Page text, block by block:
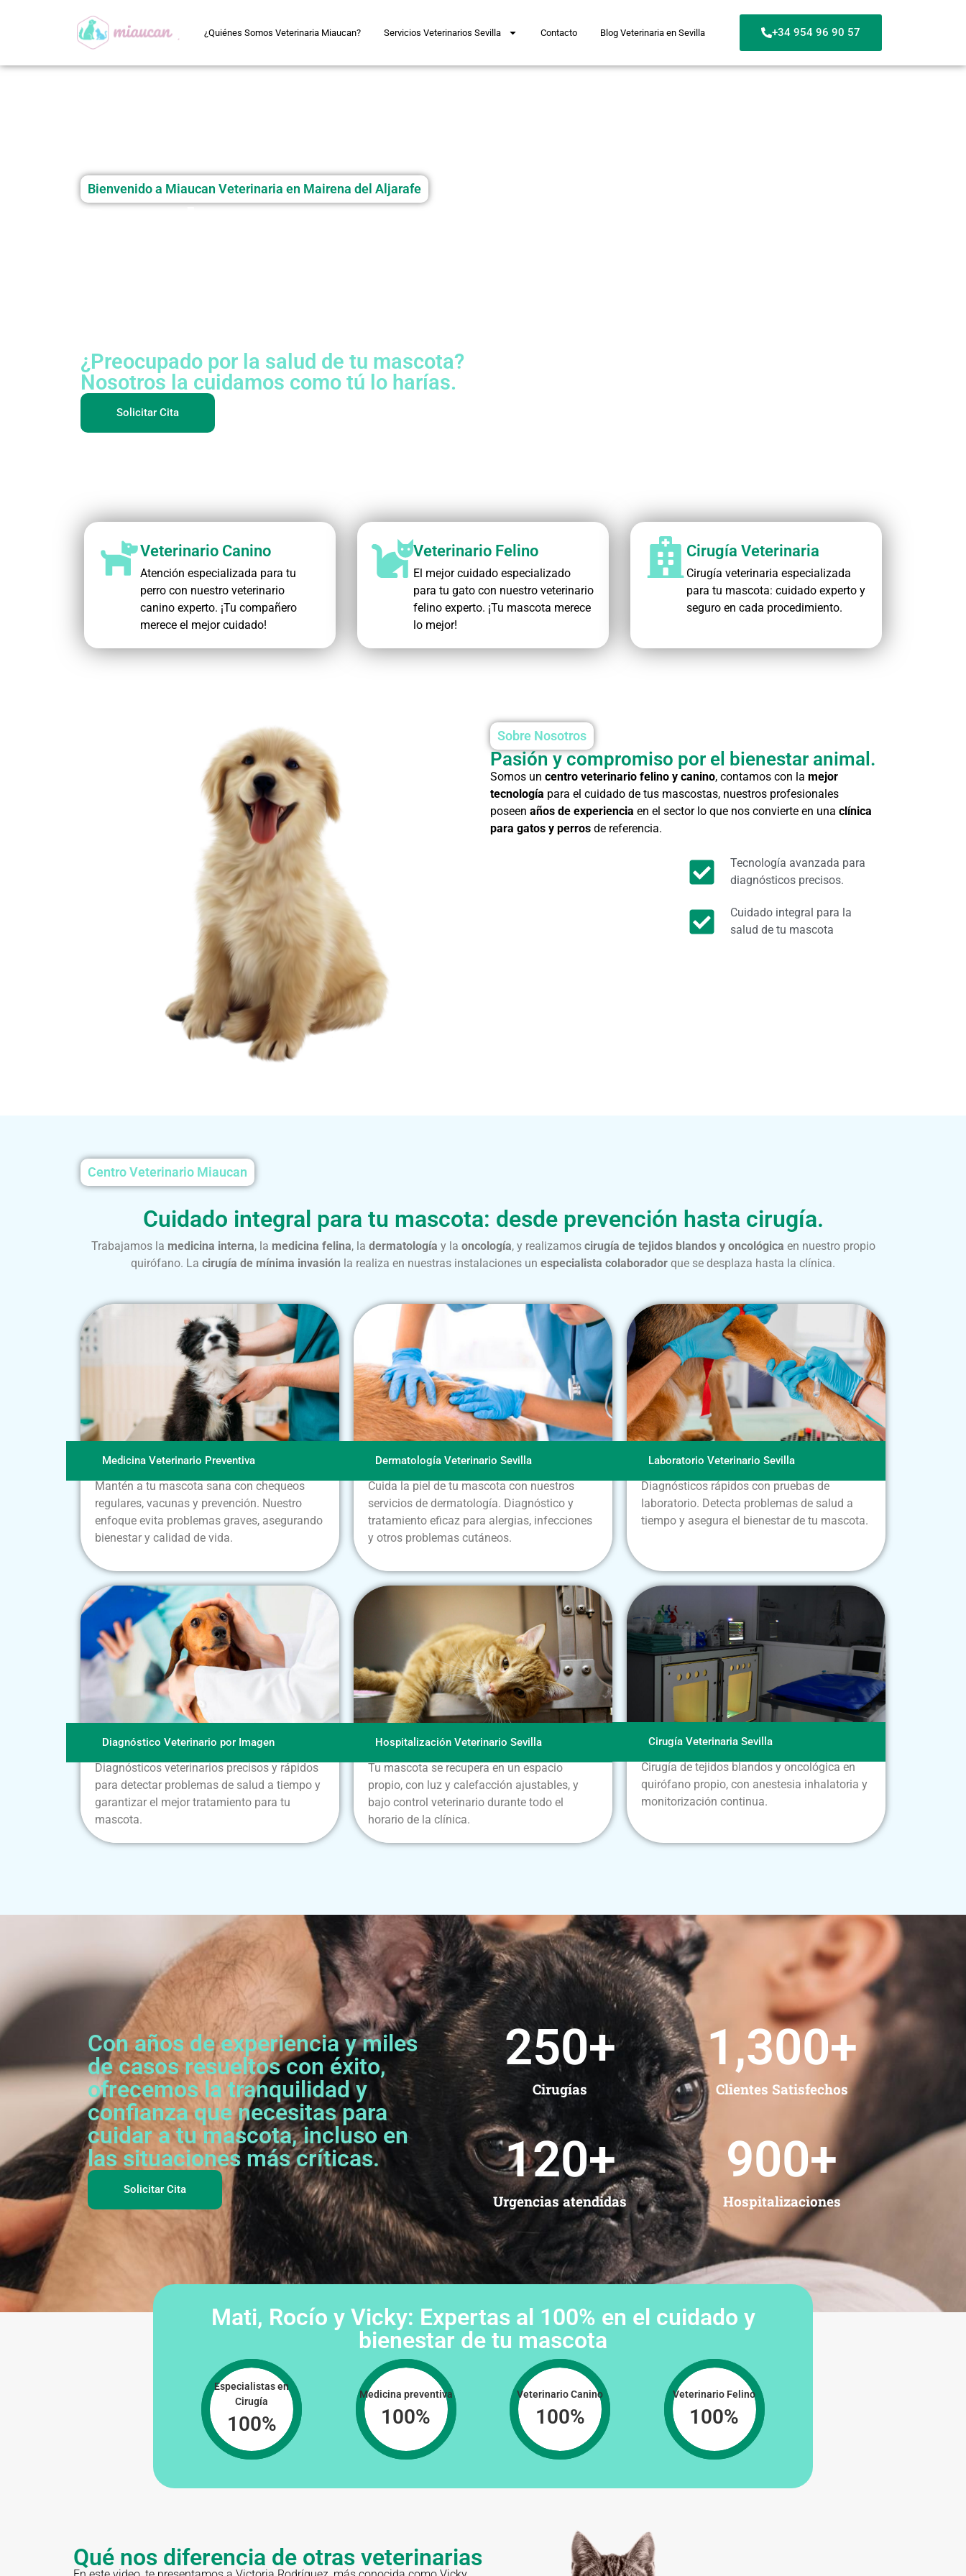
¿Quiénes Somos Veterinaria Miaucan? Servicios Veterinarios Sevilla Contacto Blog Veterinaria en Sevilla +34 954 96 90 57
Bienvenido a Miaucan Veterinaria en Mairena del Aljarafe
¿Preocupado por la salud de tu mascota?
Nosotros la cuidamos como tú lo harías.
Solicitar Cita
Veterinario Canino
Atención especializada para tu
perro con nuestro veterinario
canino experto. ¡Tu compañero
merece el mejor cuidado!
Veterinario Felino
El mejor cuidado especializado
para tu gato con nuestro veterinario
felino experto. ¡Tu mascota merece
lo mejor!
Cirugía Veterinaria
Cirugía veterinaria especializada
para tu mascota: cuidado experto y
seguro en cada procedimiento.
Sobre Nosotros
Pasión y compromiso por el bienestar animal.
Somos un centro veterinario felino y canino, contamos con la mejor
tecnología para el cuidado de tus mascostas, nuestros profesionales
poseen años de experiencia en el sector lo que nos convierte en una clínica
para gatos y perros de referencia.
Tecnología avanzada para
diagnósticos precisos.
Cuidado integral para la
salud de tu mascota
Centro Veterinario Miaucan
Cuidado integral para tu mascota: desde prevención hasta cirugía.
Trabajamos la medicina interna, la medicina felina, la dermatología y la oncología, y realizamos cirugía de tejidos blandos y oncológica en nuestro propio
quirófano. La cirugía de mínima invasión la realiza en nuestras instalaciones un especialista colaborador que se desplaza hasta la clínica.
Medicina Veterinario Preventiva
Mantén a tu mascota sana con chequeos
regulares, vacunas y prevención. Nuestro
enfoque evita problemas graves, asegurando
bienestar y calidad de vida.
Dermatología Veterinario Sevilla
Cuida la piel de tu mascota con nuestros
servicios de dermatología. Diagnóstico y
tratamiento eficaz para alergias, infecciones
y otros problemas cutáneos.
Laboratorio Veterinario Sevilla
Diagnósticos rápidos con pruebas de
laboratorio. Detecta problemas de salud a
tiempo y asegura el bienestar de tu mascota.
Diagnóstico Veterinario por Imagen
Diagnósticos veterinarios precisos y rápidos
para detectar problemas de salud a tiempo y
garantizar el mejor tratamiento para tu
mascota.
Hospitalización Veterinario Sevilla
Tu mascota se recupera en un espacio
propio, con luz y calefacción ajustables, y
bajo control veterinario durante todo el
horario de la clínica.
Cirugía Veterinaria Sevilla
Cirugía de tejidos blandos y oncológica en
quirófano propio, con anestesia inhalatoria y
monitorización continua.
Con años de experiencia y miles
de casos resueltos con éxito,
ofrecemos la tranquilidad y
confianza que necesitas para
cuidar a tu mascota, incluso en
las situaciones más críticas.
Solicitar Cita
Cirugías
250+
Urgencias atendidas
120+
Clientes Satisfechos
1,300+
Hospitalizaciones
900+
Mati, Rocío y Vicky: Expertas al 100% en el cuidado y
bienestar de tu mascota
Especialistas en
Cirugía
100%
Medicina preventiva
100%
Veterinario Canino
100%
Veterinario Felino
100%
Qué nos diferencia de otras veterinarias